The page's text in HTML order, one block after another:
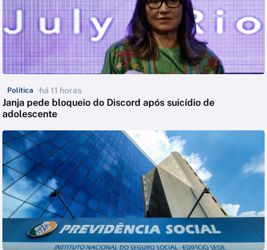
Política há 11 horas
Janja pede bloqueio do Discord após suicídio de
adolescente